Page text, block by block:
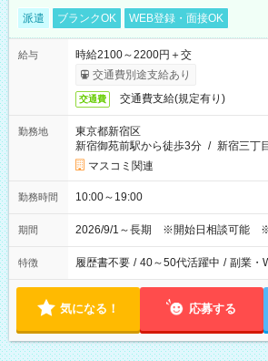
派遣 ブランクOK WEB登録・面接OK
給与
時給2100～2200円＋交
交通費別途支給あり
交通費 交通費支給(規定有り)
勤務地
東京都新宿区
新宿御苑前駅から徒歩3分 / 新宿三丁
マスコミ関連
勤務時間 10:00～19:00
期間 2026/9/1～長期 ※開始日相談可能
特徴 履歴書不要 / 40～50代活躍中 / 副業・
気になる！ 応募する